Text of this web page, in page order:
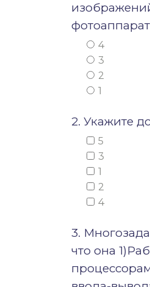
фотоаппарат
4
3
2
1
2. Укажите
5
3
1
2
4
3.
что она